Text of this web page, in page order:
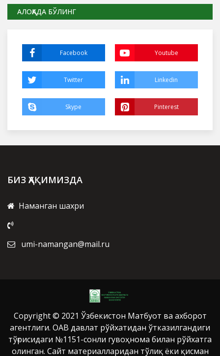
АЛОҚАДА БЎЛИНГ
Facebook Youtube
Twitter Linkedin
Skype Pinterest
БИЗ ҲАҚИМИЗДА
Наманган шахри
umi-namangan@mail.ru
Copyright © 2021 Ўзбекистон Матбуот ва ахборот
агентлиги. ОАВ давлат рўйхатидан ўтказилгандиги
тўғрисидаги №1151-сонли гувоҳнома билан рўйхатга
олинган. Сайт материалларидан тўлиқ ёки қисман